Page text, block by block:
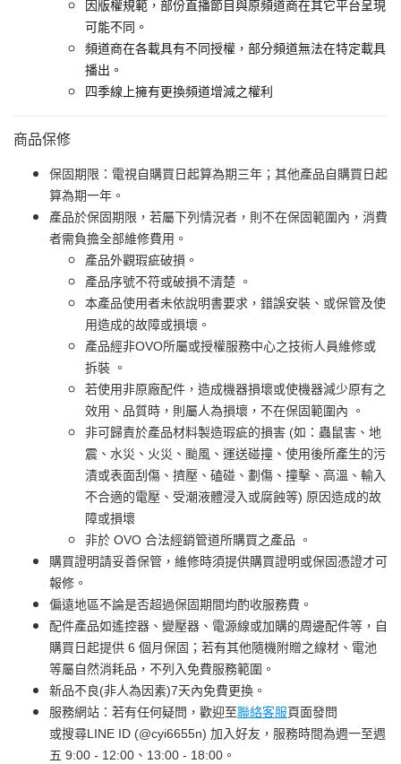
因版權規範，部份直播節目與原頻道商在其它平台呈現
可能不同。
頻道商在各載具有不同授權，部分頻道無法在特定載具
播出。
四季線上擁有更換頻道增減之權利
商品保修
保固期限：電視自購買日起算為期三年；其他產品自購買日起
算為期一年。
產品於保固期限，若屬下列情況者，則不在保固範圍內，消費
者需負擔全部維修費用。
產品外觀瑕疵破損。
產品序號不符或破損不清楚 。
本產品使用者未依說明書要求，錯誤安裝、或保管及使
用造成的故障或損壞。
產品經非OVO所屬或授權服務中心之技術人員維修或
拆裝 。
若使用非原廠配件，造成機器損壞或使機器減少原有之
效用、品質時，則屬人為損壞，不在保固範圍內 。
非可歸責於產品材料製造瑕疵的損害 (如：蟲鼠害、地
震、水災、火災、颱風、運送碰撞、使用後所產生的污
漬或表面刮傷、擠壓、磕碰、劃傷、撞擊、高溫、輸入
不合適的電壓、受潮液體浸入或腐蝕等) 原因造成的故
障或損壞
非於 OVO 合法經銷管道所購買之產品 。
購買證明請妥善保管，維修時須提供購買證明或保固憑證才可
報修。
偏遠地區不論是否超過保固期間均酌收服務費。
配件產品如遙控器、變壓器、電源線或加購的周邊配件等，自
購買日起提供 6 個月保固；若有其他隨機附贈之線材、電池
等屬自然消耗品，不列入免費服務範圍。
新品不良(非人為因素)7天內免費更換。
服務網站：若有任何疑問，歡迎至聯絡客服頁面發問
或搜尋LINE ID (@cyi6655n) 加入好友，服務時間為週一至週
五 9:00 - 12:00、13:00 - 18:00。